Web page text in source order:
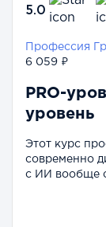
5.0
Профессия
6 059 ₽
PRO-
уровень
Этот курс
современно
с ИИ вообще